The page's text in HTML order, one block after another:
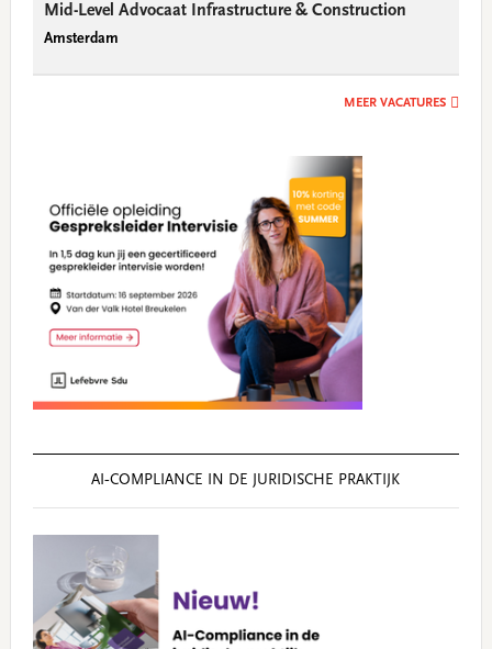
Mid-Level Advocaat Infrastructure & Construction
Amsterdam
MEER VACATURES
AI‑COMPLIANCE IN DE JURIDISCHE PRAKTIJK